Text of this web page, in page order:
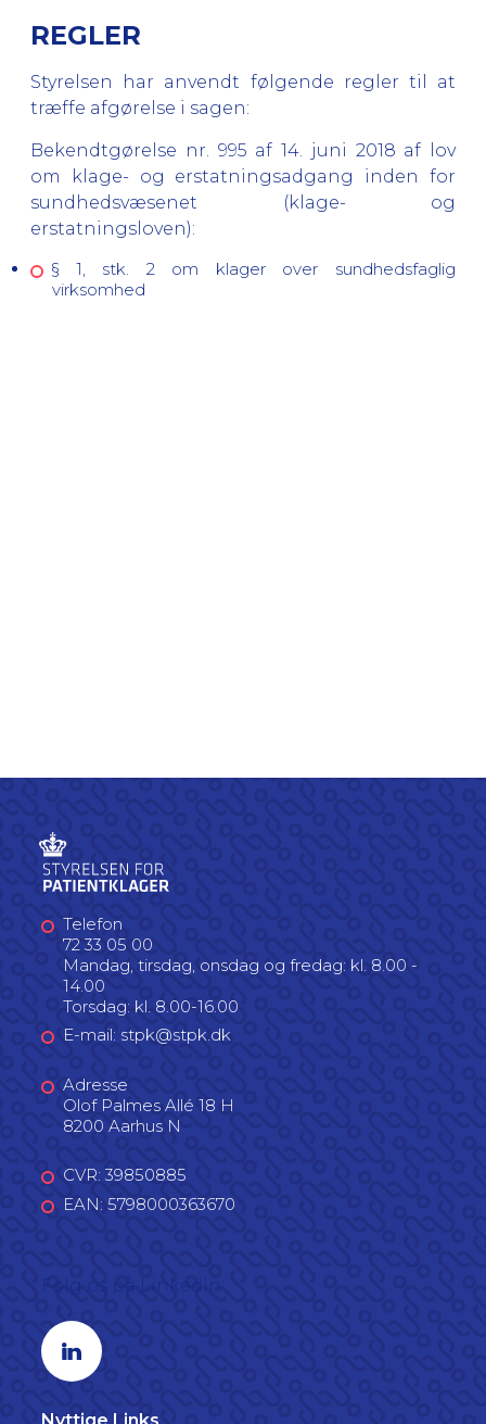
REGLER
Styrelsen har anvendt følgende regler til at
træffe afgørelse i sagen:
Bekendtgørelse nr. 995 af 14. juni 2018 af lov
om klage- og erstatningsadgang inden for
sundhedsvæsenet (klage- og
erstatningsloven):
§ 1, stk. 2 om klager over sundhedsfaglig
virksomhed
Telefon
72 33 05 00
Mandag, tirsdag, onsdag og fredag: kl. 8.00 -
14.00
Torsdag: kl. 8.00-16.00
E-mail: stpk@stpk.dk
Adresse
Olof Palmes Allé 18 H
8200 Aarhus N
CVR: 39850885
EAN: 5798000363670
Linkedin profil
Nyttige Links